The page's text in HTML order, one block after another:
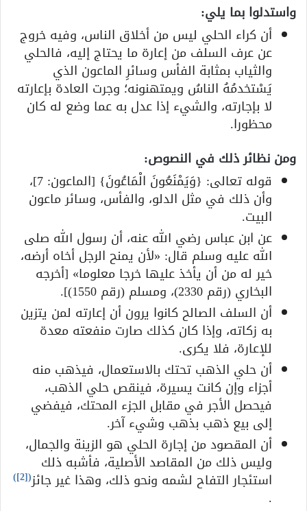
واستدلوا بما يلي:
أن كراء الحلي ليس من أخلاق الناس، وفيه خروج
عن عرف السلف من إعارة ما يحتاج إليه، فالحلي
والثياب بمثابة الفأس وسائرِ الماعون الذي
يَسْتخدمُهُ الناسُ ويمتهنونه؛ وجرت العادة بإعارته
لا بإجارته، والشيء إذا عدل به عما وضع له كان
محظورا.
ومن نظائر ذلك في النصوص:
قوله تعالى: {وَيَمْنَعُونَ الْمَاعُونَ} [الماعون: 7]،
وأن ذلك في مثل الدلو، والفأس، وسائر ماعون
البيت.
عن ابن عباس رضي الله عنه، أن رسول الله صلى
الله عليه وسلم قال: «لأن يمنح الرجل أخاه أرضه،
خير له من أن يأخذ عليها خرجا معلوما» [أخرجه
البخاري (رقم 2330)، ومسلم (رقم 1550)].
أن السلف الصالح كانوا يرون أن إعارته لمن يتزين
به زكاته، وإذا كان كذلك صارت منفعته معدة
للإعارة، فلا يكرى.
أن حلي الذهب تحتك بالاستعمال، فيذهب منه
أجزاء وإن كانت يسيرة، فينقص حلي الذهب،
فيحصل الأجر في مقابل الجزء المحتك، فيفضي
إلى بيع ذهب بذهب وشيء آخر.
أن المقصود من إجارة الحلي هو الزينة والجمال،
وليس ذلك من المقاصد الأصلية، فأشبه ذلك
استئجار التفاح لشمه ونحو ذلك، وهذا غير جائز(
[2]
)
.